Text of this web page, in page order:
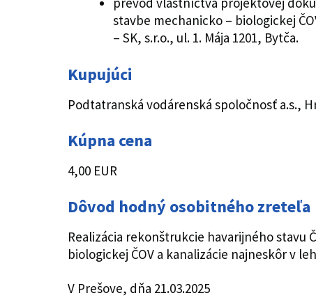
stavbe mechanicko – biologickej
– SK, s.r.o., ul. 1. Mája 1201, Bytča.
Kupujúci
Podtatranská vodárenská spoločnosť a.s.,
Kúpna cena
4,00 EUR
Dôvod hodný osobitného zreteľa
Realizácia rekonštrukcie havarijného stavu
biologickej ČOV a kanalizácie najneskôr v
V Prešove, dňa 21.03.2025